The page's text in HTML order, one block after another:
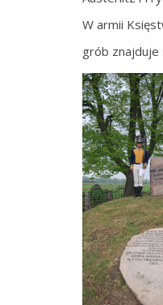
W armii
grób znajduje